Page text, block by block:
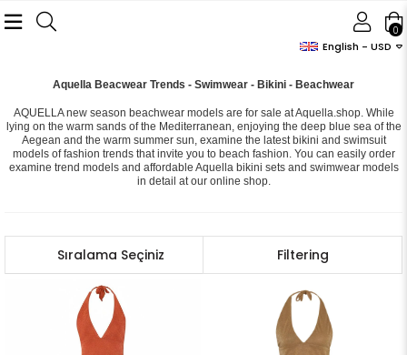
English - USD
0
Aquella Beacwear Trends - Swimwear - Bikini - Beachwear
AQUELLA new season beachwear models are for sale at Aquella.shop. While
lying on the warm sands of the Mediterranean, enjoying the deep blue sea of ​​the
Aegean and the warm summer sun, examine the latest bikini and swimsuit
models of fashion trends that invite you to beach fashion. You can easily order
examine trend models and affordable Aquella bikini sets and swimwear models
in detail at our online shop.
Filtering
Sort